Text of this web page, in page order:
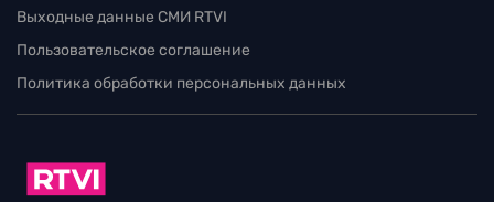
Выходные данные СМИ RTVI
Пользовательское соглашение
Политика обработки персональных данных